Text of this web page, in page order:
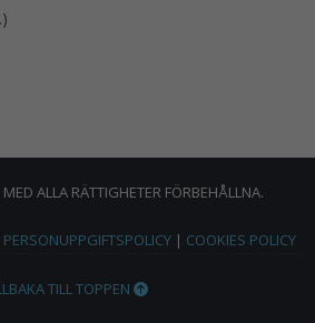
ALLA RÄTTIGHETER FÖRBEHÅLLNA.
PERSONUPPGIFTSPOLICY | COOKIES POLICY
TILL TOPPEN